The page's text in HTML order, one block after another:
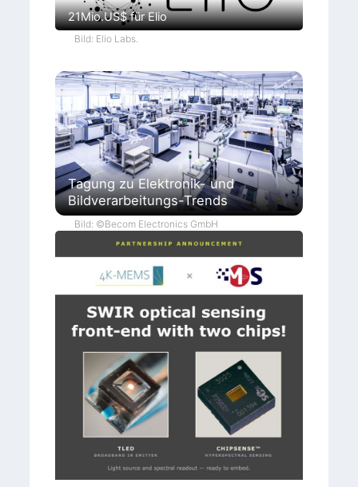
21Mio.US$ für Elio
Bild: Elio Labs.
Tagung zu Elektronik- und
Bildverarbeitungs-Trends
Bild: ©Becom Electronics GmbH